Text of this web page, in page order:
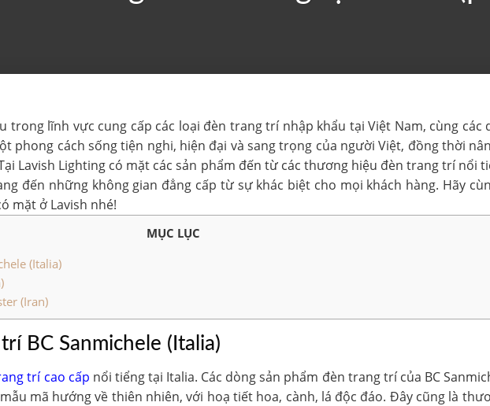
trong lĩnh vực cung cấp các loại đèn trang trí nhập khẩu tại Việt Nam, cùng các
phong cách sống tiện nghi, hiện đại và sang trọng của người Việt, đồng thời
Lavish Lighting có mặt các sản phẩm đến từ các thương hiệu đèn trang trínổi
đến những không gian đẳng cấp từ sự khác biệt cho mọi khách hàng. Hãy
mặt ở Lavish nhé!
MỤC LỤC
(Italia)
(Iran)
BC Sanmichele (Italia)
trí cao cấp nổi tiểng tại Italia. Các dòng sản phẩm đèn trang trí của BC
mã hướng về thiên nhiên, với hoạ tiết hoa, cành, lá độc đáo. Đây cũng là